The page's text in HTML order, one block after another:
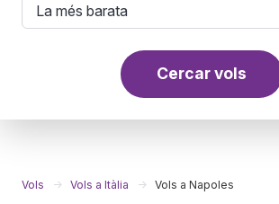
Cercar vols
Vols Vols a Itàlia Vols a Napoles